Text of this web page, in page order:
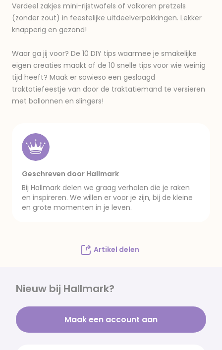
Verdeel zakjes mini-rijstwafels of volkoren pretzels
(zonder zout) in feestelijke uitdeelverpakkingen. Lekker
knapperig en gezond!
Waar ga jij voor? De 10 DIY tips waarmee je smakelijke
eigen creaties maakt of de 10 snelle tips voor wie weinig
tijd heeft? Maak er sowieso een geslaagd
traktatiefeestje van door de traktatiemand te versieren
met ballonnen en slingers!
Geschreven door Hallmark
Bij Hallmark delen we graag verhalen die je raken
en inspireren. We willen er voor je zijn, bij de kleine
en grote momenten in je leven.
Artikel delen
Nieuw bij Hallmark?
Maak een account aan